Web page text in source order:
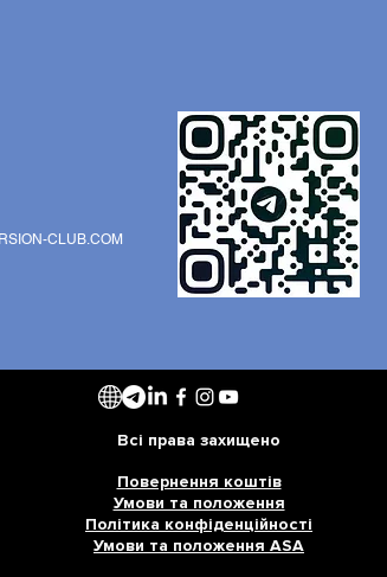
CLUB.COM
Всі права захищено
Повернення коштів
Умови та положення
Політика конфіденційності
Умови та положення ASA